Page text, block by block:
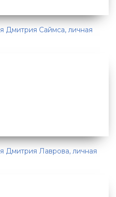
Дмитрия Саймса, личная
Дмитрия Лаврова, личная